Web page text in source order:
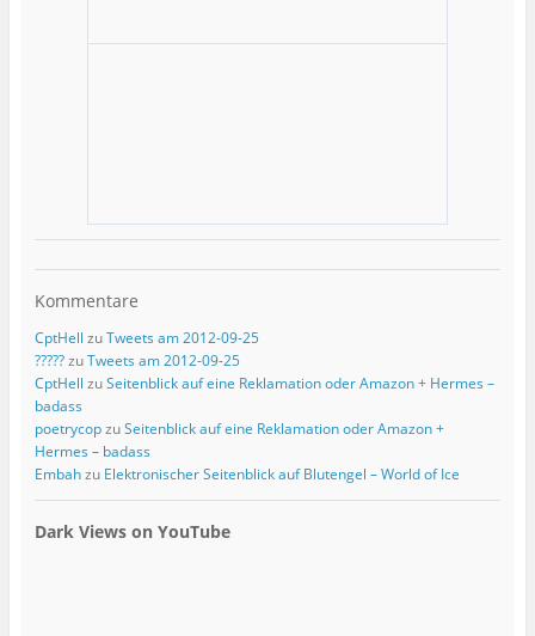
Kommentare
CptHell zuTweets am 2012-09-25
?????zuTweets am 2012-09-25
CptHell zuSeitenblick auf eine Reklamation oder Amazon + Hermes –
badass
poetrycopzuSeitenblick auf eine Reklamation oder Amazon +
Hermes – badass
Embahzu Elektronischer Seitenblick auf Blutengel – World of Ice
Dark Views on YouTube